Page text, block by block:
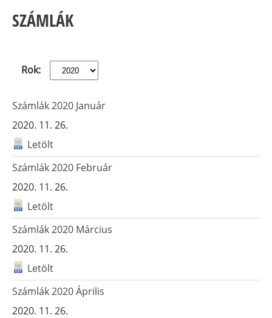
SZÁMLÁK
Rok:
Számlák 2020 Január
2020. 11. 26.
Letölt
Számlák 2020 Február
2020. 11. 26.
Letölt
Számlák 2020 Március
2020. 11. 26.
Letölt
Számlák 2020 Április
2020. 11. 26.